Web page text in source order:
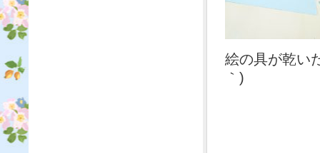
絵の具が乾い
｀)